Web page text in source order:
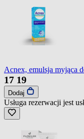
Acnex, emulsja myjąca
17 19
Dodaj
Usługa rezerwacji jest